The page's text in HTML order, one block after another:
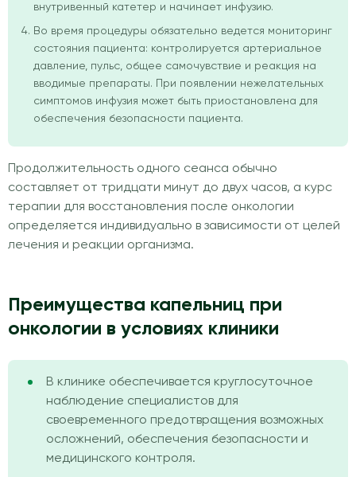
внутривенный катетер и начинает инфузию.
Во время процедуры обязательно ведется мониторинг
состояния пациента: контролируется артериальное
давление, пульс, общее самочувствие и реакция на
вводимые препараты. При появлении нежелательных
симптомов инфузия может быть приостановлена для
обеспечения безопасности пациента.
Продолжительность одного сеанса обычно
составляет от тридцати минут до двух часов, а курс
терапии для восстановления после онкологии
определяется индивидуально в зависимости от целей
лечения и реакции организма.
Преимущества капельниц при
онкологии в условиях клиники
В клинике обеспечивается круглосуточное
наблюдение специалистов для
своевременного предотвращения возможных
осложнений, обеспечения безопасности и
медицинского контроля.